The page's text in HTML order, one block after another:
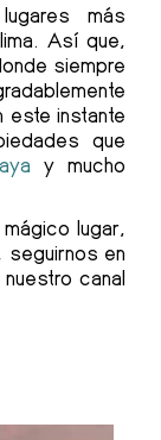
más
Así que,
siempre
este instante
que
y mucho
lugar,
seguirnos en
canal